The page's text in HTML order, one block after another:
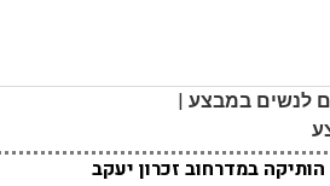
לנשים במבצע |
במדרחוב זכרון יעקב